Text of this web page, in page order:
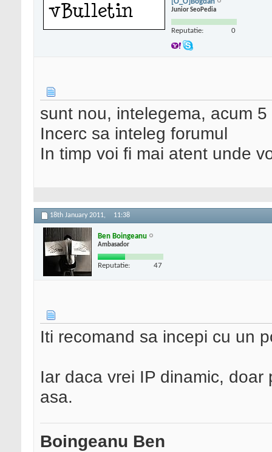
Junior SeoPedia
Reputatie: 0
sunt nou, intelegema, acum
Incerc sa inteleg forumul
In timp voi fi mai atent unde
18th January 2011, 11:38
Ben Boingeanu
Ambasador
Reputatie: 47
Iti recomand sa incepi cu un
Iar daca vrei IP dinamic,
asa.
Boingeanu Ben